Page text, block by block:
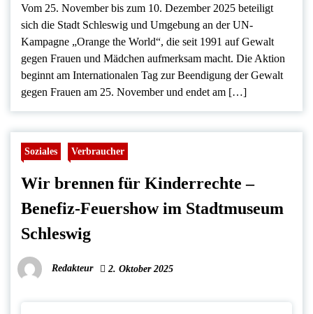
Vom 25. November bis zum 10. Dezember 2025 beteiligt
sich die Stadt Schleswig und Umgebung an der UN-
Kampagne „Orange the World“, die seit 1991 auf Gewalt
gegen Frauen und Mädchen aufmerksam macht. Die Aktion
beginnt am Internationalen Tag zur Beendigung der Gewalt
gegen Frauen am 25. November und endet am […]
Soziales Verbraucher
Wir brennen für Kinderrechte –
Benefiz-Feuershow im Stadtmuseum
Schleswig
Redakteur 2. Oktober 2025